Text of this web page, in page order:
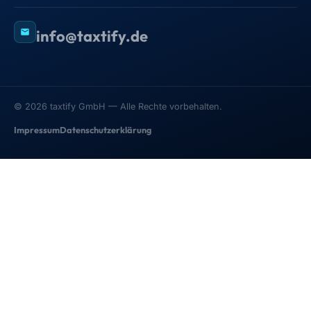
info@taxtify.de
© 2026 taxtify GmbH — Alle Rechte vorbehalten.
ImpressumDatenschutzerklärung